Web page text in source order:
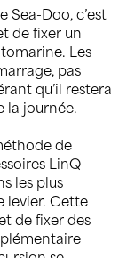
Sea-Doo, c’est
de fixer un
Les
pas
qu’il restera
la journée.
de
LinQ
les plus
levier. Cette
de fixer des